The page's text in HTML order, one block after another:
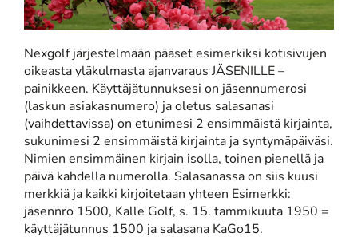
Nexgolf järjestelmään pääset esimerkiksi kotisivujen
oikeasta yläkulmasta ajanvaraus JÄSENILLE –
painikkeen. Käyttäjätunnuksesi on jäsennumerosi
(laskun asiakasnumero) ja oletus salasanasi
(vaihdettavissa) on etunimesi 2 ensimmäistä kirjainta,
sukunimesi 2 ensimmäistä kirjainta ja syntymäpäiväsi.
Nimien ensimmäinen kirjain isolla, toinen pienellä ja
päivä kahdella numerolla. Salasanassa on siis kuusi
merkkiä ja kaikki kirjoitetaan yhteen Esimerkki:
jäsennro 1500, Kalle Golf, s. 15. tammikuuta 1950 =
käyttäjätunnus 1500 ja salasana KaGo15.